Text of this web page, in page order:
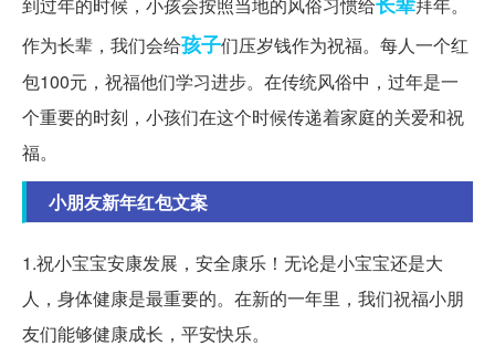
到过年的时候，小孩会按照当地的风俗习惯给
拜年。
作为长辈，我们会给孩子们压岁钱作为祝福。每人一个红
包100元，祝福他们学习进步。在传统风俗中，过年是一
个重要的时刻，小孩们在这个时候传递着家庭的关爱和祝
福。
小朋友新年红包文案
1.祝小宝宝安康发展，安全康乐！无论是小宝宝还是大
人，身体健康是最重要的。在新的一年里，我们祝福小朋
友们能够健康成长，平安快乐。